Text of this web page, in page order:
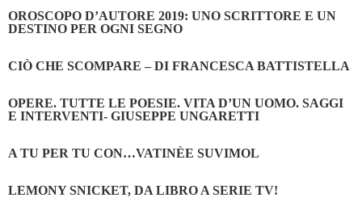
Marketing
OROSCOPO D’AUTORE 2019: UNO SCRITTORE E UN
DESTINO PER OGNI SEGNO
CIÒ CHE SCOMPARE – DI FRANCESCA BATTISTELLA
OPERE. TUTTE LE POESIE. VITA D’UN UOMO. SAGGI
E INTERVENTI- GIUSEPPE UNGARETTI
A TU PER TU CON…VATINÈE SUVIMOL
LEMONY SNICKET, DA LIBRO A SERIE TV!